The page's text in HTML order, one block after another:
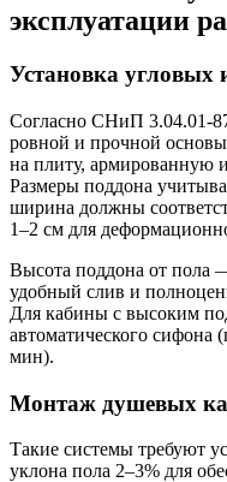
эксплуатации
Установка угловых
Согласно СНиП 3.04.01-
ровной и прочной
на плиту, армированную
Размеры поддона
ширина должны
1–2 см для
Высота поддона от пола
удобный слив и
Для кабины с высоким
автоматического сифона
мин).
Монтаж душевых
Такие системы требуют
уклона пола 2–3% для